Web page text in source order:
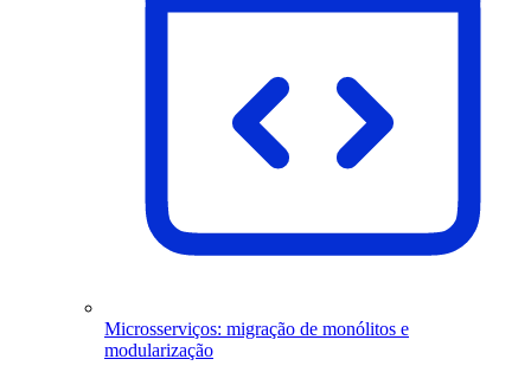
Microsserviços: migração de monólitos e
modularização